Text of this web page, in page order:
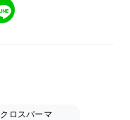
クロスパーマ